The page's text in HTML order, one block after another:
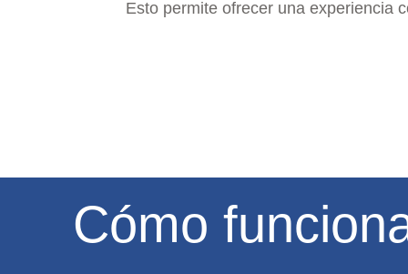
Esto permite ofrecer una experiencia
Cómo